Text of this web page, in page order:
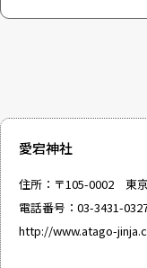
愛宕神社
住所：〒105-0002 東
電話番号：03-3431-
http://www.atago-